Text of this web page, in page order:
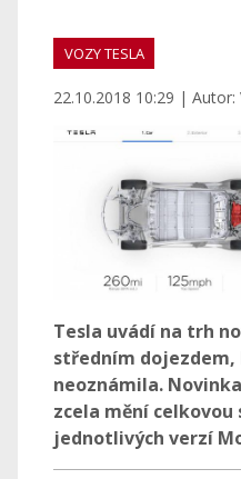
VOZY TESLA
22.10.2018 10:29 |
Tesla uvádí na trh
středním
neoznámila.
zcela mění
jednotlivých verzí